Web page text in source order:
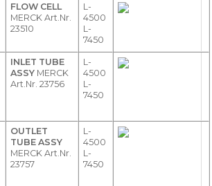
FLOW CELL
MERCK Art.Nr.
23510
L-
4500
L-
7450
INLET TUBE
ASSY MERCK
Art.Nr. 23756
L-
4500
L-
7450
OUTLET
TUBE ASSY
MERCK Art.Nr.
23757
L-
4500
L-
7450